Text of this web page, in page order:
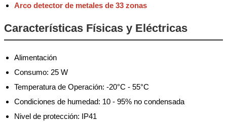
Arco detector de metales de 33 zonas
Características Físicas y Eléctricas
Alimentación
Consumo: 25 W
Temperatura de Operación: -20°C - 55°C
Condiciones de humedad: 10 - 95% no condensada
Nivel de protección: IP41